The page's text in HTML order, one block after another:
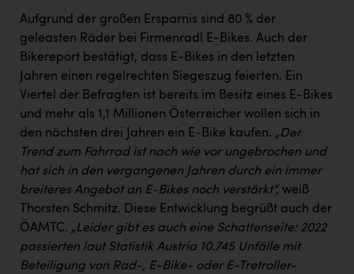
Aufgrund der großen Ersparnis sind 80 % der
geleasten Räder bei Firmenradl E-Bikes. Auch der
Bikereport bestätigt, dass E-Bikes in den letzten
Jahren einen regelrechten Siegeszug feierten. Ein
Viertel der Befragten ist bereits im Besitz eines E-Bikes
und mehr als 1,1 Millionen Österreicher wollen sich in
den nächsten drei Jahren ein E-Bike kaufen. „Der
Trend zum Fahrrad ist nach wie vor ungebrochen und
hat sich in den vergangenen Jahren durch ein immer
breiteres Angebot an E-Bikes noch verstärkt“, weiß
Thorsten Schmitz. Diese Entwicklung begrüßt auch der
ÖAMTC. „Leider gibt es auch eine Schattenseite: 2022
passierten laut Statistik Austria 10.745 Unfälle mit
Beteiligung von Rad-, E-Bike- oder E-Tretroller-